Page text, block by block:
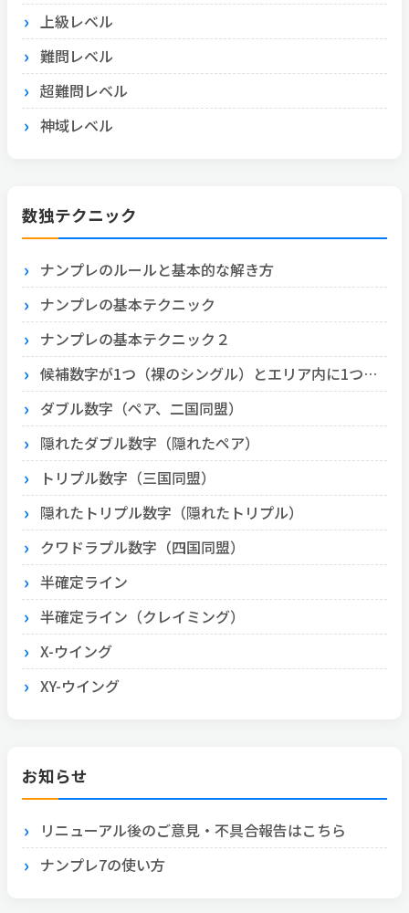
上級レベル
難問レベル
超難問レベル
神域レベル
数独テクニック
ナンプレのルールと基本的な解き方
ナンプレの基本テクニック
ナンプレの基本テクニック２
候補数字が1つ（裸のシングル）とエリア内に1つ（隠れたシングル）
ダブル数字（ペア、二国同盟）
隠れたダブル数字（隠れたペア）
トリプル数字（三国同盟）
隠れたトリプル数字（隠れたトリプル）
クワドラプル数字（四国同盟）
半確定ライン
半確定ライン（クレイミング）
X-ウイング
XY-ウイング
お知らせ
リニューアル後のご意見・不具合報告はこちら
ナンプレ7の使い方